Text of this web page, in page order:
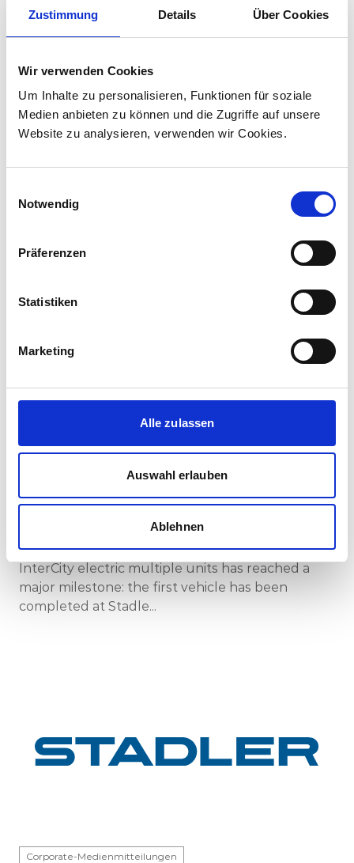
Zustimmung Details Über Cookies
Wir verwenden Cookies
Um Inhalte zu personalisieren, Funktionen für soziale
Medien anbieten zu können und die Zugriffe auf unsere
Website zu analysieren, verwenden wir Cookies.
Notwendig
Präferenzen
Statistiken
Marketing
Alle zulassen
Auswahl erlauben
Ablehnen
Produkt-Medienmitteilungen
Stadler liefert 45 Hybridlokomotiven für den
Personenverkehr in Kanada
Stadler hat mit VIA Rail Canada einen Vertrag
über die Lieferung von 45 Hybridlokomotiven
Corporate-Medienmitteilungen
First train completed for GYSEV’s new
InterCity FLIRT fleet
GYSEV Ltd.’s procurement project for 11 FLIRT
InterCity electric multiple units has reached a
major milestone: the first vehicle has been
completed at Stadle...
Corporate-Medienmitteilungen